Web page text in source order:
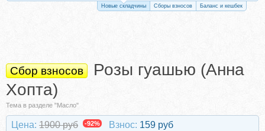
Новые складчины Сборы взносов Баланс и кешбек
Сбор взносов
Розы гуашью (Анна
Хопта)
Тема в разделе "Масло"
Цена: 1900 руб -92% Взнос: 159 руб